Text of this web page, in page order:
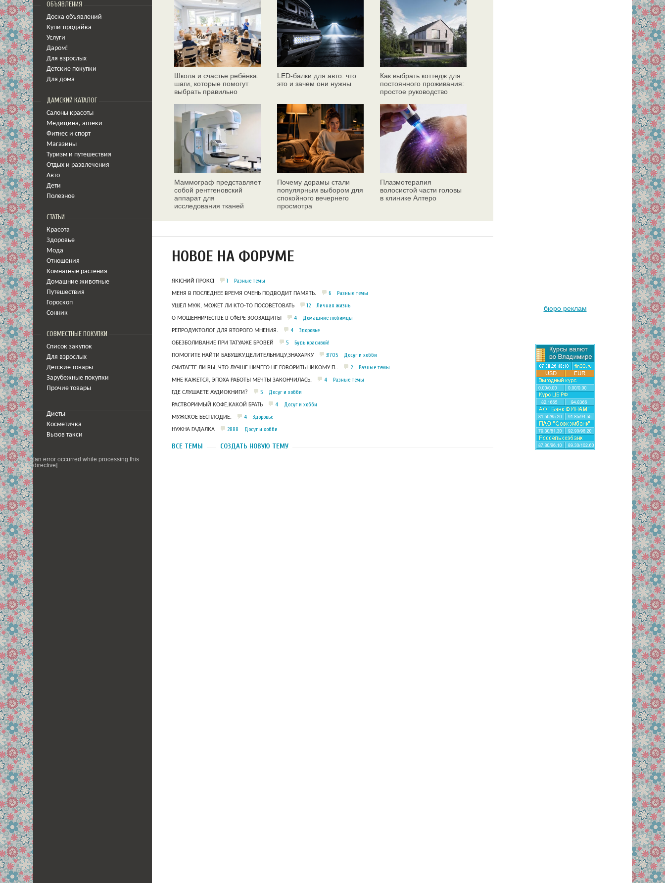
ОБЪЯВЛЕНИЯ
Доска объявлений
Купи-продайка
Услуги
Даром!
Для взрослых
Детские покупки
Для дома
ДАМСКИЙ КАТАЛОГ
Салоны красоты
Медицина, аптеки
Фитнес и спорт
Магазины
Туризм и путешествия
Отдых и развлечения
Авто
Дети
Полезное
СТАТЬИ
Красота
Здоровье
Мода
Отношения
Комнатные растения
Домашние животные
Путешествия
Гороскоп
Сонник
СОВМЕСТНЫЕ ПОКУПКИ
Список закупок
Для взрослых
Детские товары
Зарубежные покупки
Прочие товары
Диеты
Косметичка
Вызов такси
[an error occurred while processing this
directive]
Школа и счастье ребёнка:
шаги, которые помогут
выбрать правильно
LED-балки для авто: что
это и зачем они нужны
Как выбрать коттедж для
постоянного проживания:
простое руководство
Маммограф представляет
собой рентгеновский
аппарат для
исследования тканей
Почему дорамы стали
популярным выбором для
спокойного вечернего
просмотра
Плазмотерапия
волосистой части головы
в клинике Алтеро
НОВОЕ НА ФОРУМЕ
ЯКІСНИЙ ПРОКСІ 1 Разные темы
МЕНЯ В ПОСЛЕДНЕЕ ВРЕМЯ ОЧЕНЬ ПОДВОДИТ ПАМЯТЬ. 6 Разные темы
УШЕЛ МУЖ, МОЖЕТ ЛИ КТО-ТО ПОСОВЕТОВАТЬ 12 Личная жизнь
О МОШЕННИЧЕСТВЕ В СФЕРЕ ЗООЗАЩИТЫ 4 Домашние любимцы
РЕПРОДУКТОЛОГ ДЛЯ ВТОРОГО МНЕНИЯ. 4 Здоровье
ОБЕЗБОЛИВАНИЕ ПРИ ТАТУАЖЕ БРОВЕЙ 5 Будь красивой!
ПОМОГИТЕ НАЙТИ БАБУШКУ,ЦЕЛИТЕЛЬНИЦУ,ЗНАХАРКУ 31705 Досуг и хобби
СЧИТАЕТЕ ЛИ ВЫ, ЧТО ЛУЧШЕ НИЧЕГО НЕ ГОВОРИТЬ НИКОМУ П.. 2 Разные темы
МНЕ КАЖЕТСЯ, ЭПОХА РАБОТЫ МЕЧТЫ ЗАКОНЧИЛАСЬ. 4 Разные темы
ГДЕ СЛУШАЕТЕ АУДИОКНИГИ? 5 Досуг и хобби
РАСТВОРИМЫЙ КОФЕ,КАКОЙ БРАТЬ 4 Досуг и хобби
МУЖСКОЕ БЕСПЛОДИЕ. 4 Здоровье
НУЖНА ГАДАЛКА 2888 Досуг и хобби
ВСЕ ТЕМЫ СОЗДАТЬ НОВУЮ ТЕМУ
бюро реклам